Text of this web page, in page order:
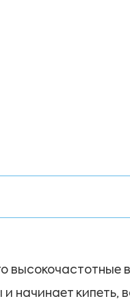
кипеть,